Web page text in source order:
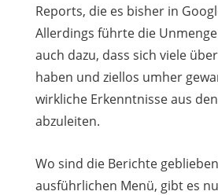
Reports, die es bisher in
Allerdings führte die
auch dazu, dass sich viele
haben und ziellos umher
wirkliche Erkenntnisse aus
abzuleiten.
Wo sind die Berichte
ausführlichen Menü, gibt es